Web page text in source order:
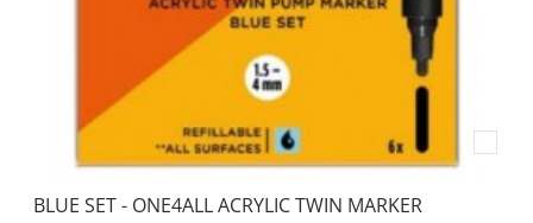
BLUE SET - ONE4ALL ACRYLIC TWIN MARKER